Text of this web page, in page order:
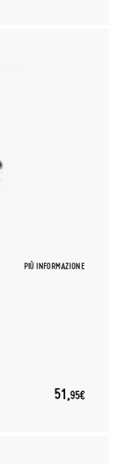
PIÙ INFORMAZIONE
51,95€